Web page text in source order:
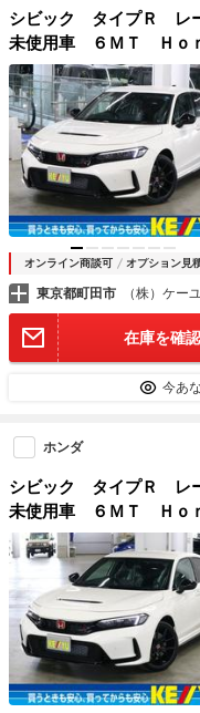
シビック タイプＲ レ
未使用車 ６ＭＴ Ｈｏ
ー ９インチホンダコネ
イヤレス充電 レブマ
ンダセンシング バック
オンライン商談可 オプション見
東京都町田市 （株）ケ
在庫を確
今あ
ホンダ
シビック タイプＲ レ
未使用車 ６ＭＴ Ｈｏ
ー ９インチホンダコネ
イヤレス充電 レブマ
ンダセンシング バック